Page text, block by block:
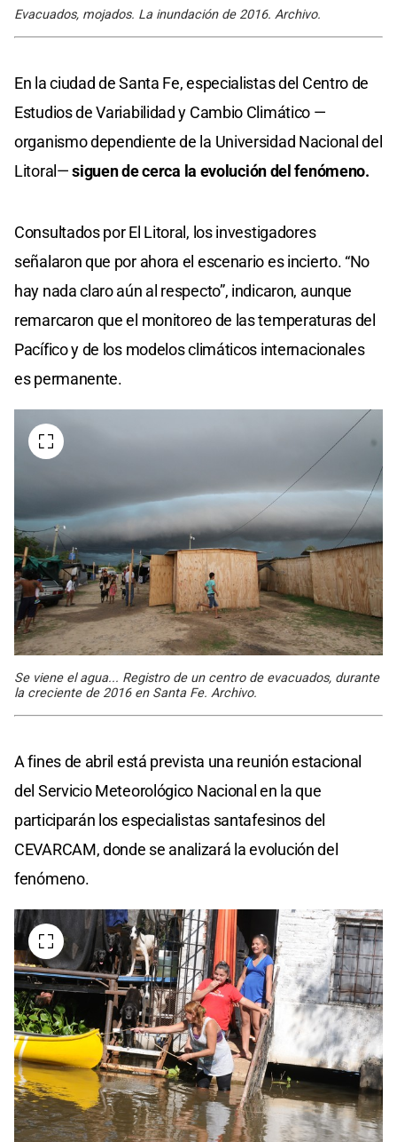
Evacuados, mojados. La inundación de 2016. Archivo.
En la ciudad de Santa Fe, especialistas del Centro de
Estudios de Variabilidad y Cambio Climático —
organismo dependiente de la Universidad Nacional del
Litoral—siguen de cerca la evolución del fenómeno.
Consultados por El Litoral, los investigadores
señalaron que por ahora el escenario es incierto. “No
hay nada claro aún al respecto”, indicaron, aunque
remarcaron que el monitoreo de las temperaturas del
Pacífico y de los modelos climáticos internacionales
es permanente.
Se viene el agua... Registro de un centro de evacuados, durante
la creciente de 2016 en Santa Fe. Archivo.
A fines de abril está prevista una reunión estacional
del Servicio Meteorológico Nacional en la que
participarán los especialistas santafesinos del
CEVARCAM, donde se analizará la evolución del
fenómeno.